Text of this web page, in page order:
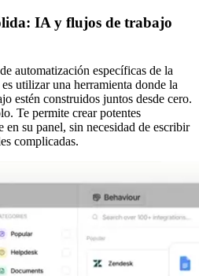
IA y flujos de trabajo
automatización específicas de la
utilizar una herramienta donde la
estén construidos juntos desde cero.
Te permite crear potentes
en su panel, sin necesidad de escribir
complicadas.